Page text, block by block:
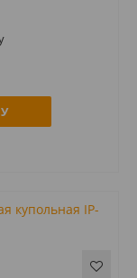
купольная IP-